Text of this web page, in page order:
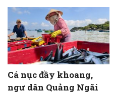
Cá nục đầy khoang,
ngư dân Quảng Ngãi